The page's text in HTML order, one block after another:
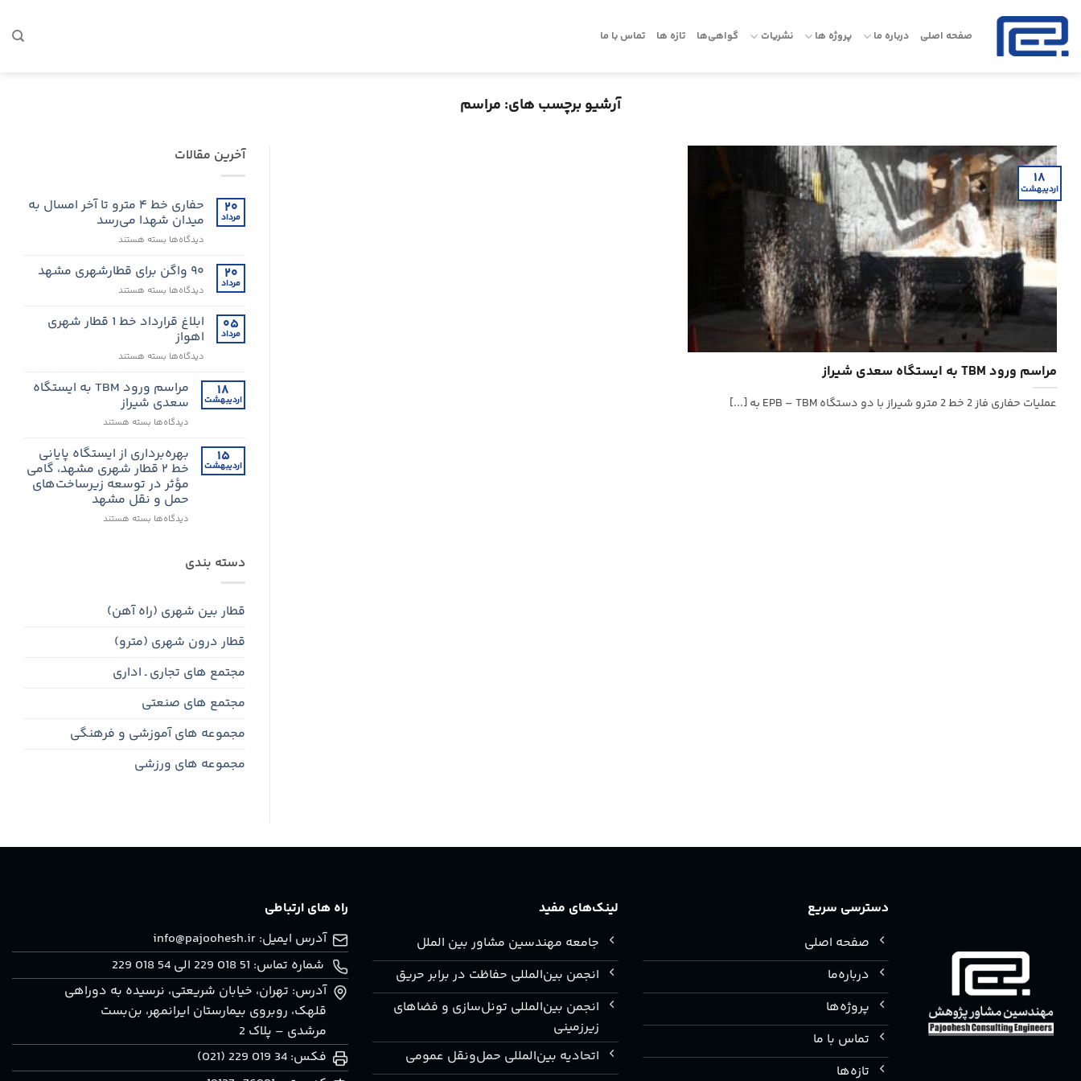
content
صفحه اصلی درباره ما پروژه ها نشریات گواهی‌ها تازه ها تماس با ما
آرشیو برچسب های: مراسم
مراسم ورود TBM به ایستگاه سعدی شیراز
عملیات حفاری فاز 2 خط 2 مترو شیراز با دو دستگاه EPB – TBM به [...]
۱۸
اردیبهشت
آخرین مقالات
۲۰
مرداد
حفاری خط ۴ مترو تا آخر امسال به
میدان شهدا می‌رسد
دیدگاه‌ها برای
خط
۴
مترو
آخر
میدان
می‌رسد
بسته هستند
۲۰
مرداد
۹۰ واگن برای قطارشهری مشهد
دیدگاه‌ها برای
واگن
برای
مشهد
بسته هستند
۰۵
مرداد
ابلاغ قرارداد خط 1 قطار شهری
اهواز
دیدگاه‌ها برای
قرارداد
خط
1
قطار
اهواز
بسته هستند
۱۸
اردیبهشت
مراسم ورود TBM به ایستگاه
سعدی شیراز
دیدگاه‌ها برای
ورود
TBM
به
ایستگاه
سعدی
شیراز
بسته هستند
۱۵
اردیبهشت
بهره‌برداری از ایستگاه پایانی
خط ۲ قطار شهری مشهد، گامی
مؤثر در توسعه زیرساخت‌های
حمل و نقل مشهد
دیدگاه‌ها برای
قطار
مشهد،
مؤثر
در
زیرساخت‌های
و
مشهد
بسته هستند
دسته بندی
قطار بین شهری (راه آهن)
قطار درون شهری (مترو)
مجتمع های تجاری ـ اداری
مجتمع های صنعتی
مجموعه های آموزشی و فرهنگی
مجموعه های ورزشی
دسترسی سریع
صفحه اصلی
درباره‌ما
پروژه‌ها
تماس با ما
تازه‌ها
لینک‌های مفید
جامعه مهندسین مشاور بین الملل
انجمن بین‌المللی حفاظت در برابر حریق
انجمن بین‌المللی تونل‌سازی و فضاهای
زیرزمینی
اتحادیه بین‌المللی حمل‌ونقل عمومی
راه های ارتباطی
آدرس ایمیل: info@pajoohesh.ir
شماره تماس: 51 018 229 الی 54 018 229
آدرس: تهران، خيابان شريعتی، نرسيده به دوراهی
قلهک، روبروی بيمارستان ايرانمهر، بن‌بست
مرشدی – پلاک 2
فکس: 34 019 229 (021)